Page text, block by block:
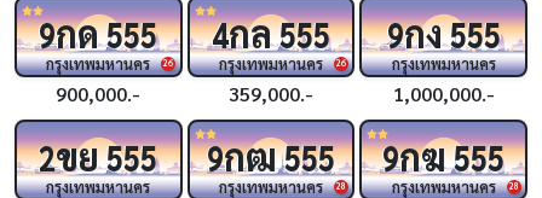
26
9กด555
กรุงเทพมหานคร
900,000.-
26
4กล555
กรุงเทพมหานคร
359,000.-
9กง555
กรุงเทพมหานคร
1,000,000.-
2ขย555
กรุงเทพมหานคร 28
9กฒ555
กรุงเทพมหานคร 28
9กฆ555
กรุงเทพมหานคร